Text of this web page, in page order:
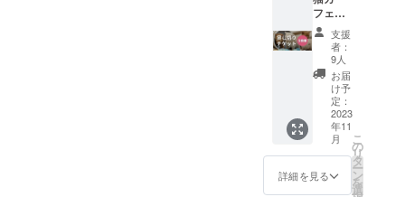
ねます
のでご
理解く
ださい
ませ。
支援団
体様な
どへ適
用、配
布を考
えてお
りま
す。 ※
購入者
様がご
利用で
接的な
チケッ
は可能
です
が、高
温にな
ると印
刷面に
影響が
生じま
すので
連続加
熱はお
控えく
援者様
のお名
前を記
した
ネーム
プレー
トを、
猫も喜
キャッ
トス
テップ
フェの
入場・
利用に
使える5
名様分
の2時間
貸切り
チケッ
ト(1名
様ごと
に1ドリ
ンク付
き) ※事
支援
者：
9人
お届
け予
定：
2023
年11
月
詳細を見る
こ
の
リ
タ
ー
ン
を
選